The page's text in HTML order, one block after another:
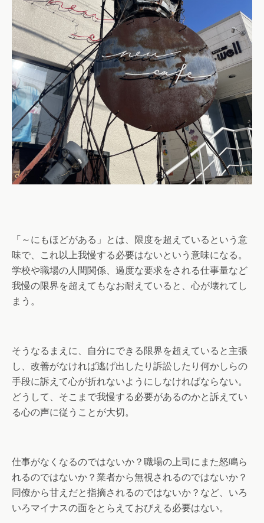
「～にもほどがある」とは、限度を超えているという意
味で、これ以上我慢する必要はないという意味になる。
学校や職場の人間関係、過度な要求をされる仕事量など
我慢の限界を超えてもなお耐えていると、心が壊れてし
まう。
そうなるまえに、自分にできる限界を超えていると主張
し、改善がなければ逃げ出したり訴訟したり何かしらの
手段に訴えて心が折れないようにしなければならない。
どうして、そこまで我慢する必要があるのかと訴えてい
る心の声に従うことが大切。
仕事がなくなるのではないか？職場の上司にまた怒鳴ら
れるのではないか？業者から無視されるのではないか？
同僚から甘えだと指摘されるのではないか？など、いろ
いろマイナスの面をとらえておびえる必要はない。